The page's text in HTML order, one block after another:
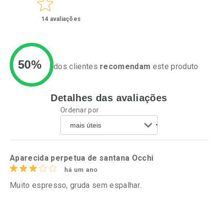
Ativar Desconto
Comprar sem Desconto
Por R$ 76,94/cada
Comprar sem Desconto
Ativar Desconto
Comprar sem Desconto
Por R$ 14,99/cada
14 avaliações
50% dos clientes recomendam este produto
Detalhes das avaliações
Ordenar por
Aparecida perpetua de santana Occhi
há um ano
Muito espresso, gruda sem espalhar.